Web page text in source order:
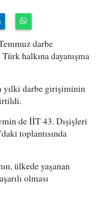
darbe
halkına dayanışma
yılki darbe girişiminin
de İİT 43. Dışişleri
toplantısında
ülkede yaşanan
olması